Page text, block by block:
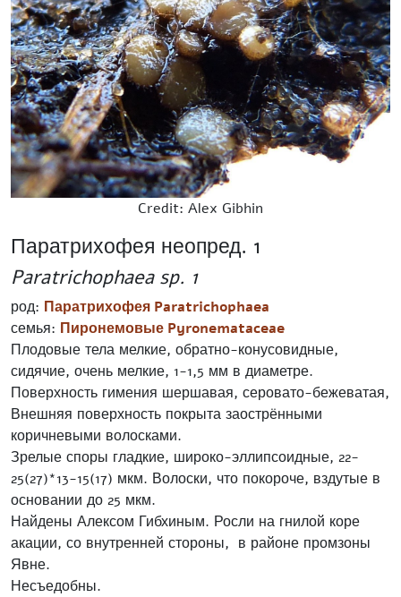
Credit: Alex Gibhin
Паратрихофея неопред. 1
Paratrichophaea sp. 1
род: Паратрихофея Paratrichophaea
семья: Пиронемовые Pyronemataceae
Плодовые тела мелкие, обратно-конусовидные,
сидячие, очень мелкие, 1-1,5 мм в диаметре.
Поверхность гимения шершавая, серовато-бежеватая,
Внешняя поверхность покрыта заострёнными
коричневыми волосками.
Зрелые споры гладкие, широко-эллипсоидные, 22-
25(27)*13-15(17) мкм. Волоски, что покороче, вздутые в
основании до 25 мкм.
Найдены Алексом Гибхиным. Росли на гнилой коре
акации, со внутренней стороны, в районе промзоны
Явне.
Несъедобны.